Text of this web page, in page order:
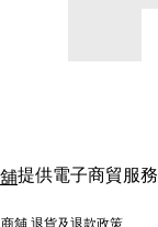
提供電子商貿服務